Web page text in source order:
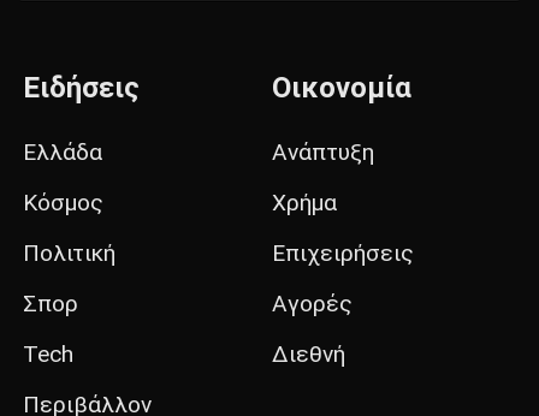
Ειδήσεις
Ελλάδα
Κόσμος
Πολιτική
Σπορ
Tech
Περιβάλλον
Οικονομία
Ανάπτυξη
Χρήμα
Επιχειρήσεις
Αγορές
Διεθνή